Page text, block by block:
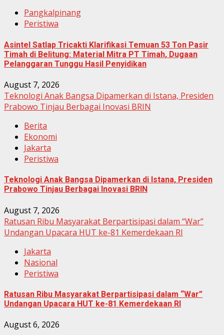
Pangkalpinang
Peristiwa
Asintel Satlap Tricakti Klarifikasi Temuan 53 Ton Pasir
Timah di Belitung: Material Mitra PT Timah, Dugaan
Pelanggaran Tunggu Hasil Penyidikan
August 7, 2026
Teknologi Anak Bangsa Dipamerkan di Istana, Presiden
Prabowo Tinjau Berbagai Inovasi BRIN
Berita
Ekonomi
Jakarta
Peristiwa
Teknologi Anak Bangsa Dipamerkan di Istana, Presiden
Prabowo Tinjau Berbagai Inovasi BRIN
August 7, 2026
Ratusan Ribu Masyarakat Berpartisipasi dalam “War”
Undangan Upacara HUT ke-81 Kemerdekaan RI
Jakarta
Nasional
Peristiwa
Ratusan Ribu Masyarakat Berpartisipasi dalam “War”
Undangan Upacara HUT ke-81 Kemerdekaan RI
August 6, 2026